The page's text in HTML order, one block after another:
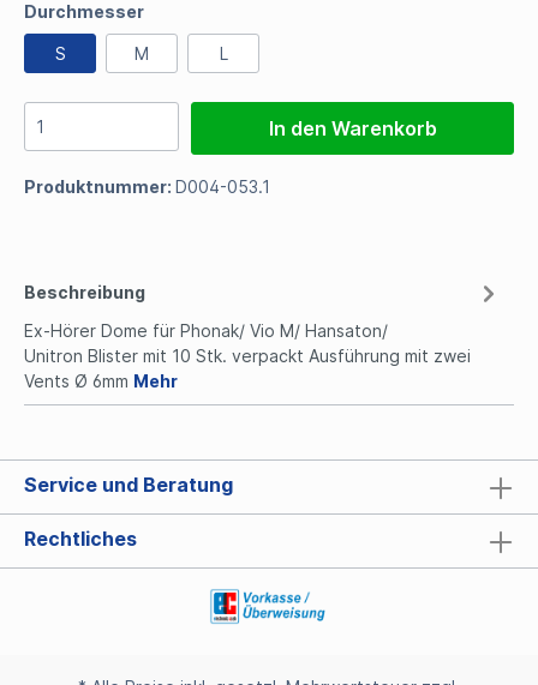
Durchmesser
S M L
In den Warenkorb
Produktnummer: D004-053.1
Beschreibung
Ex-Hörer Dome für Phonak/ Vio M/ Hansaton/
Unitron Blister mit 10 Stk. verpackt Ausführung mit zwei
Vents Ø 6mm Mehr
Service und Beratung
Rechtliches